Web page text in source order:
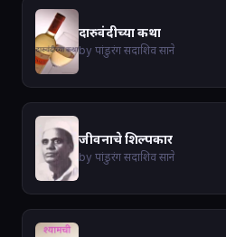
दारुवंदीच्या कथा
by पांडुरंग सदाशिव साने
जीवनाचे शिल्पकार
by पांडुरंग सदाशिव साने